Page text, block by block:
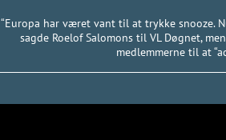
“Europa har været vant til at trykke snooze.
sagde Roelof Salomons til VL Døgnet,
medlemmerne til at